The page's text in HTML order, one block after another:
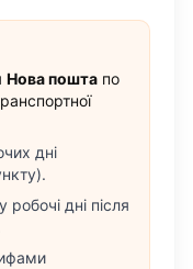
Нова пошта по
дні
дні після